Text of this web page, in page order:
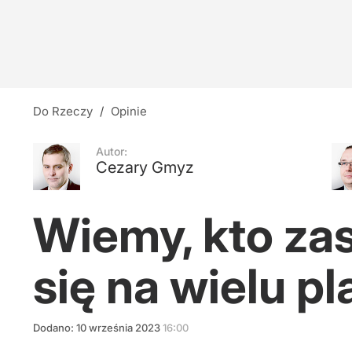
Gadowski: Gdzie poszła polska pomoc na
17
5
Do Rzeczy / Opinie
Autor:
Cezary Gmyz
Wiemy, kto
się na wielu
Dodano: 10września 202316:00